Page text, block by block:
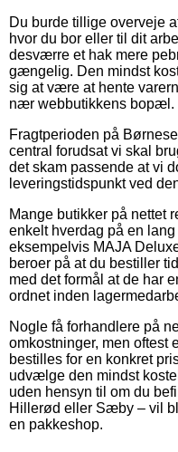
Du burde tillige overveje
hvor du bor eller til dit
desværre et hak mere
gængelig. Den mindst
sig at være at hente
nær webbutikkens bopæl.
Fragtperioden på
central forudsat vi skal
det skam passende at vi
leveringstidspunkt ved
Mange butikker på nettet
enkelt hverdag på en
eksempelvis MAJA
beroer på at du bestiller
med det formål at de har
ordnet inden
Nogle få forhandlere på
omkostninger, men oftest
bestilles for en konkret
udvælge den mindst
uden hensyn til om du
Hillerød eller Sæby – vil
en pakkeshop.